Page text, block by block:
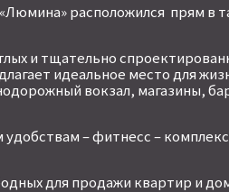
расположился прям в
и тщательно
идеальное место для
вокзал, магазины,
– фитнесс –
для продажи квартир и